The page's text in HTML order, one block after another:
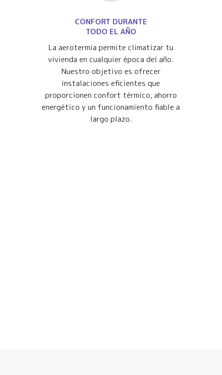
CONFORT DURANTE
TODO EL AÑO
La aerotermia permite climatizar tu
vivienda en cualquier época del año.
Nuestro objetivo es ofrecer
instalaciones eficientes que
proporcionen confort térmico, ahorro
energético y un funcionamiento fiable a
largo plazo.